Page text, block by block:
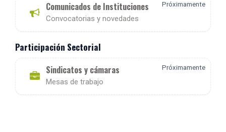
Comunicados de Instituciones
Convocatorias y novedades
Próximamente
Participación Sectorial
Sindicatos y cámaras
Mesas de trabajo
Próximamente